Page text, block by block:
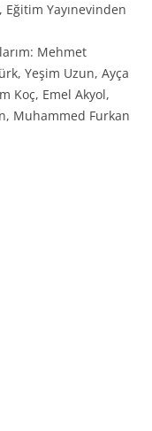
, Eğitim Yayınevinden
Mehmet
Yeşim Uzun, Ayça
Koç, Emel Akyol,
Muhammed Furkan